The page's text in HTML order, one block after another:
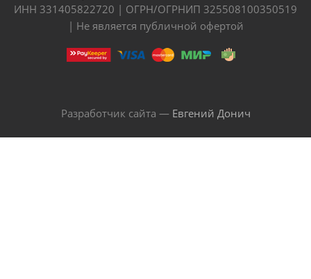
ИНН 331405822720 | ОГРН/ОГРНИП 325508100350519
| Не является публичной офертой
Разработчик сайта — Евгений Донич